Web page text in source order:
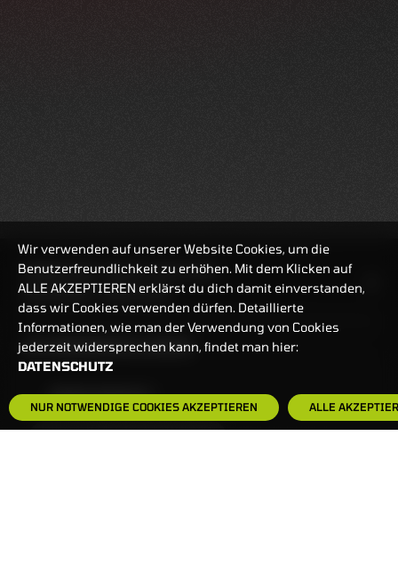
BANKEINSTELLUNGEN
HÄUFIG GESUCHT:
HANDELSZEIT
MO-FR: 7:30-23 UHR
ZERTIFIKATE
8:00-22 UHR
Wir verwenden auf unserer Website Cookies, um die
Benutzerfreundlichkeit zu erhöhen. Mit dem Klicken auf
ALLE AKZEPTIEREN erklärst du dich damit einverstanden,
dass wir Cookies verwenden dürfen. Detaillierte
Informationen, wie man der Verwendung von Cookies
jederzeit widersprechen kann, findet man hier:
DATENSCHUTZ
NUR NOTWENDIGE COOKIES AKZEPTIEREN ALLE